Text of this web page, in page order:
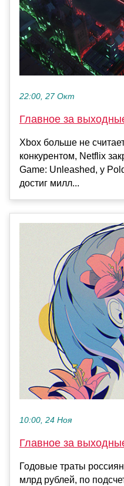
22:00, 27 Окт
Главное за
Xbox больше не
конкурентом, Netflix
Game: Unleashed, у
достиг милл...
10:00, 24 Ноя
Главное за
Годовые траты
млрд рублей, по